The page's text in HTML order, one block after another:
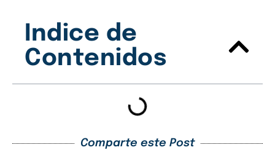
Indice de
Contenidos
Comparte este Post